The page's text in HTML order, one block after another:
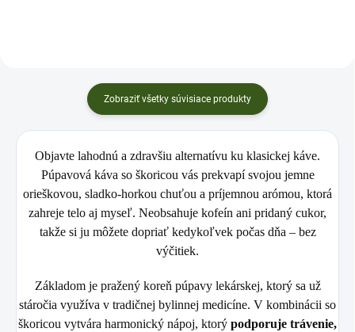
Zobraziť všetky súvisiace produkty
Objavte lahodnú a zdravšiu alternatívu ku klasickej káve.
Púpavová káva so škoricouvás prekvapí svojou jemne
orieškovou, sladko-horkou chuťou a príjemnou arómou, ktorá
zahreje telo aj myseľ. Neobsahuje kofeín ani pridaný cukor,
takže si ju môžete dopriať kedykoľvek počas dňa – bez
výčitiek.
Základom je pražený koreň púpavy lekárskej, ktorý sa už
stáročia využíva v tradičnej bylinnej medicíne. V kombinácii so
škoricou vytvára harmonický nápoj, ktorý podporuje trávenie,